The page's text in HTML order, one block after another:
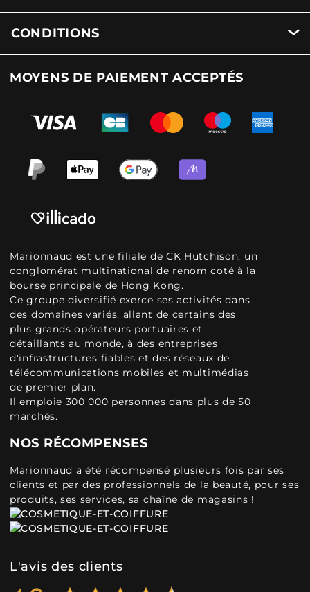
CONDITIONS
MOYENS DE PAIEMENT ACCEPTÉS
Marionnaud est une filiale de CK Hutchison, un
conglomérat multinational de renom coté à la
bourse principale de Hong Kong.
Ce groupe diversifié exerce ses activités dans
des domaines variés, allant de certains des
plus grands opérateurs portuaires et
détaillants au monde, à des entreprises
d'infrastructures fiables et des réseaux de
télécommunications mobiles et multimédias
de premier plan.
Il emploie 300 000 personnes dans plus de 50
marchés.
NOS RÉCOMPENSES
Marionnaud a été récompensé plusieurs fois par ses
clients et par des professionnels de la beauté, pour ses
produits, ses services, sa chaîne de magasins !
L'avis des clients